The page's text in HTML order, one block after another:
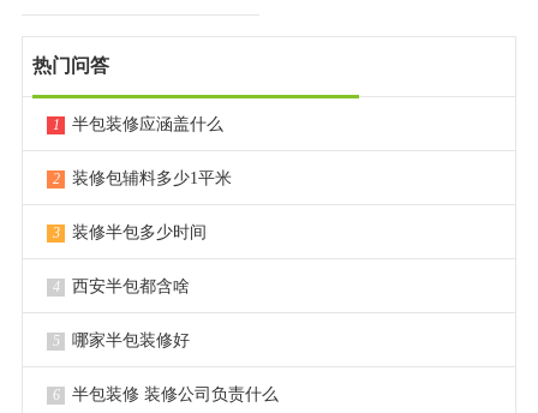
热门问答
1 半包装修应涵盖什么
2 装修包辅料多少1平米
3 装修半包多少时间
4 西安半包都含啥
5 哪家半包装修好
6 半包装修 装修公司负责什么